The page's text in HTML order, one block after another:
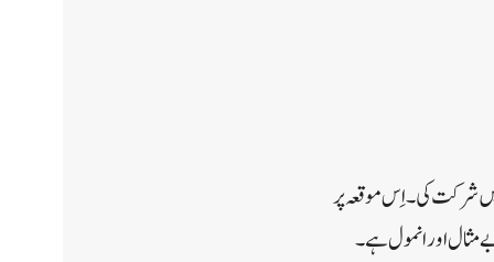
میں شرکت کی۔اِس موقعہ پر
مثال اور انمول ہے۔